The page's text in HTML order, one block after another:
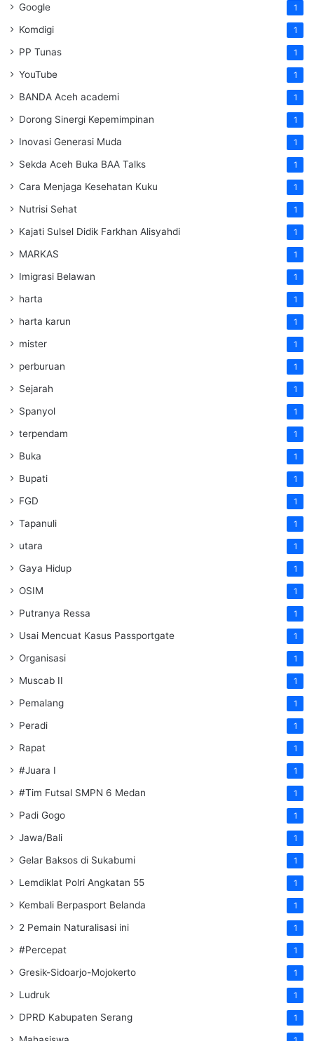
Google 1
Komdigi 1
PP Tunas 1
YouTube 1
BANDA Aceh academi 1
Dorong Sinergi Kepemimpinan 1
Inovasi Generasi Muda 1
Sekda Aceh Buka BAA Talks 1
Cara Menjaga Kesehatan Kuku 1
Nutrisi Sehat 1
Kajati Sulsel Didik Farkhan Alisyahdi 1
MARKAS 1
Imigrasi Belawan 1
harta 1
harta karun 1
mister 1
perburuan 1
Sejarah 1
Spanyol 1
terpendam 1
Buka 1
Bupati 1
FGD 1
Tapanuli 1
utara 1
Gaya Hidup 1
OSIM 1
Putranya Ressa 1
Usai Mencuat Kasus Passportgate 1
Organisasi 1
Muscab II 1
Pemalang 1
Peradi 1
Rapat 1
#Juara I 1
#Tim Futsal SMPN 6 Medan 1
Padi Gogo 1
Jawa/Bali 1
Gelar Baksos di Sukabumi 1
Lemdiklat Polri Angkatan 55 1
Kembali Berpasport Belanda 1
2 Pemain Naturalisasi ini 1
#Percepat 1
Gresik-Sidoarjo-Mojokerto 1
Ludruk 1
DPRD Kabupaten Serang 1